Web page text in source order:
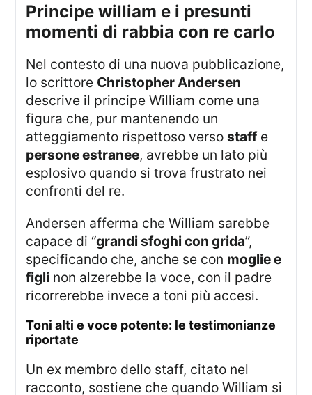
principe william e i presunti
momenti di rabbia con re carlo
Nel contesto di una nuova pubblicazione,
lo scrittore Christopher Andersen
descrive il principe William come una
figura che, pur mantenendo un
atteggiamento rispettoso versostaff e
persone estranee, avrebbe un lato più
esplosivo quando si trova frustrato nei
confronti del re.
Andersen afferma che William sarebbe
capace di “grandi sfoghi con grida”,
specificando che, anche se con moglie e
figli non alzerebbe la voce, con il padre
ricorrerebbe invece a toni più accesi.
toni alti e voce potente: le testimonianze
riportate
Un ex membro dello staff, citato nel
racconto, sostiene che quando William si